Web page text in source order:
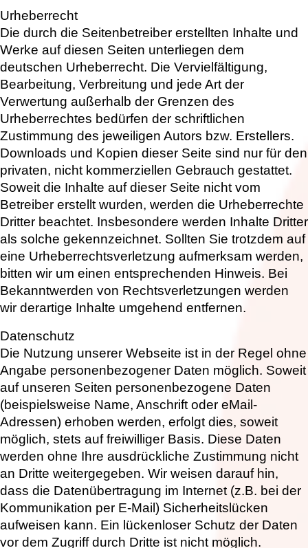
Urheberrecht
Die durch die Seitenbetreiber erstellten Inhalte und
Werke auf diesen Seiten unterliegen dem
deutschen Urheberrecht. Die Vervielfältigung,
Bearbeitung, Verbreitung und jede Art der
Verwertung außerhalb der Grenzen des
Urheberrechtes bedürfen der schriftlichen
Zustimmung des jeweiligen Autors bzw. Erstellers.
Downloads und Kopien dieser Seite sind nur für den
privaten, nicht kommerziellen Gebrauch gestattet.
Soweit die Inhalte auf dieser Seite nicht vom
Betreiber erstellt wurden, werden die Urheberrechte
Dritter beachtet. Insbesondere werden Inhalte Dritter
als solche gekennzeichnet. Sollten Sie trotzdem auf
eine Urheberrechtsverletzung aufmerksam werden,
bitten wir um einen entsprechenden Hinweis. Bei
Bekanntwerden von Rechtsverletzungen werden
wir derartige Inhalte umgehend entfernen.
Datenschutz
Die Nutzung unserer Webseite ist in der Regel ohne
Angabe personenbezogener Daten möglich. Soweit
auf unseren Seiten personenbezogene Daten
(beispielsweise Name, Anschrift oder eMail-
Adressen) erhoben werden, erfolgt dies, soweit
möglich, stets auf freiwilliger Basis. Diese Daten
werden ohne Ihre ausdrückliche Zustimmung nicht
an Dritte weitergegeben. Wir weisen darauf hin,
dass die Datenübertragung im Internet (z.B. bei der
Kommunikation per E-Mail) Sicherheitslücken
aufweisen kann. Ein lückenloser Schutz der Daten
vor dem Zugriff durch Dritte ist nicht möglich.